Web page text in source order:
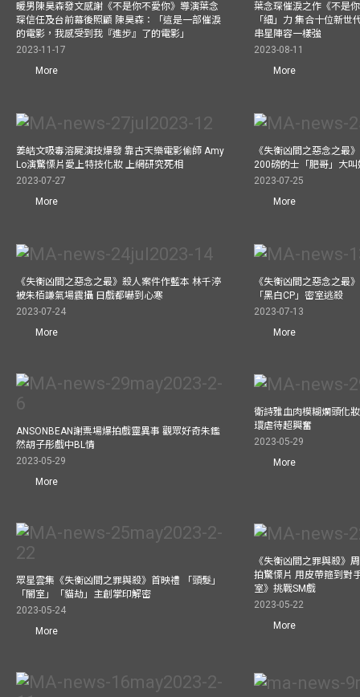
暖男陳昊森發文感謝《不是你不愛你》導演葉念
琛信任及台前幕後照顧 陳昊森：「這是一部催淚
的電影，我感受到我『進步』了的電影」
2023-11-17
More
葉念琛催淚之作《不是
「細」力 集合十位新
串星陣容一樣強
2023-08-11
More
姜皓文吸毒溶屍演技爆發 靠古天樂電影偷師 Amy
Lo演驚慄片愛上特技化妝 上網研究死相
2023-07-27
More
《失衡凶間之惡念之最
200磅的士「肥哥」大叫
2023-07-25
More
《失衡凶間之惡念之最》殺人案件作藍本 林千渟
被朱栢謙氣場震攝 日戲都嚇到心寒
2023-07-24
More
《失衡凶間之惡念之最
「黑白CP」密室逃殺
2023-07-13
More
ANSONBEAN謝票場爆拍戲靈異事 觀眾好奇朱鑑
然胡子彤戲中BL情
2023-05-29
More
衛詩雅血肉模糊爛頭化
環虐待超興奮
2023-05-29
More
眾星雲集《失衡凶間之罪與殺》首映禮 「頭髮」
「闇室」「貓劫」主創掌印解密
2023-05-24
More
《失衡凶間之罪與殺》
拍驚慄片 用皮帶箍到對
室》挑戰SM戲
2023-05-22
More